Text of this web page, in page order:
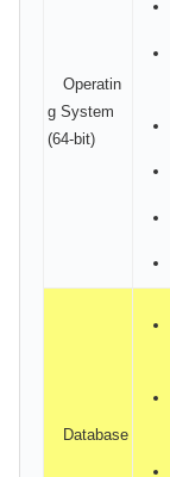
Operatin
g System
(64-bit)
Database